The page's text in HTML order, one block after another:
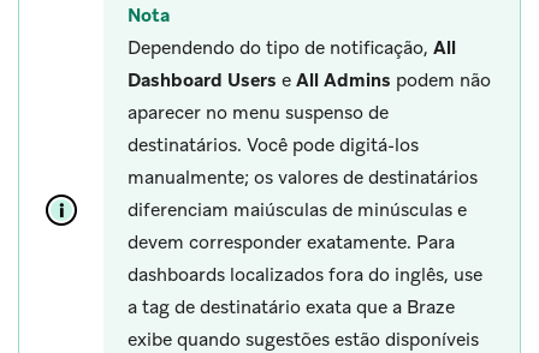
Nota
Dependendo do tipo de notificação, All
Dashboard Users e All Admins podem não
aparecer no menu suspenso de
destinatários. Você pode digitá-los
manualmente; os valores de destinatários
diferenciam maiúsculas de minúsculas e
devem corresponder exatamente. Para
dashboards localizados fora do inglês, use
a tag de destinatário exata que a Braze
exibe quando sugestões estão disponíveis